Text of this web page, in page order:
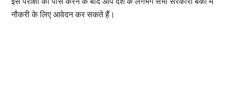
नौकरी के लिए आवेदन कर सकते हैं।